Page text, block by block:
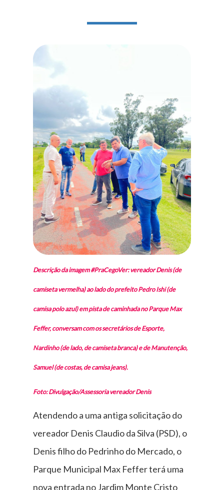
Descrição da imagem #PraCegoVer: vereador Denis (de
camiseta vermelha) ao lado do prefeito Pedro Ishi (de
camisa polo azul) em pista de caminhada no Parque Max
Feffer, conversam com os secretários de Esporte,
Nardinho (de lado, de camiseta branca) e de Manutenção,
Samuel (de costas, de camisa jeans).
Foto: Divulgação/Assessoria vereador Denis
Atendendo a uma antiga solicitação do
vereador Denis Claudio da Silva (PSD), o
Denis filho do Pedrinho do Mercado, o
Parque Municipal Max Feffer terá uma
nova entrada no Jardim Monte Cristo